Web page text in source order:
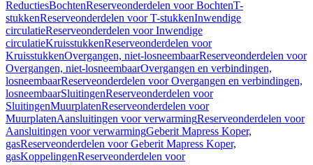
ReductiesBochtenReserveonderdelen voor BochtenT-
stukkenReserveonderdelen voor T-stukkenInwendige
circulatieReserveonderdelen voor Inwendige
circulatieKruisstukkenReserveonderdelen voor
KruisstukkenOvergangen, niet-losneembaarReserveonderdelen voor
Overgangen, niet-losneembaarOvergangen en verbindingen,
losneembaarReserveonderdelen voor Overgangen en verbindingen,
losneembaarSluitingenReserveonderdelen voor
SluitingenMuurplatenReserveonderdelen voor
MuurplatenAansluitingen voor verwarmingReserveonderdelen voor
Aansluitingen voor verwarmingGeberit Mapress Koper,
gasReserveonderdelen voor Geberit Mapress Koper,
gasKoppelingenReserveonderdelen voor